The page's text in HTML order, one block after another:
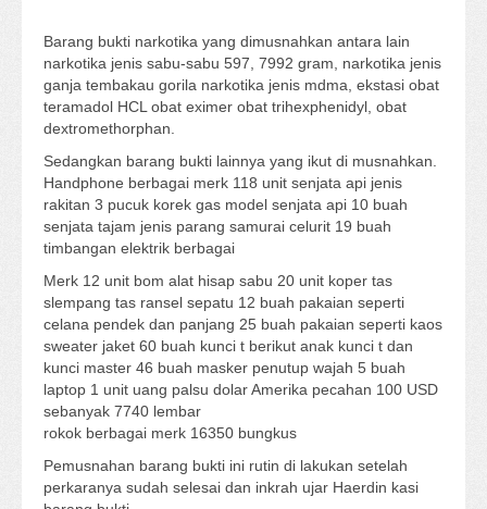
Barang bukti narkotika yang dimusnahkan antara lain
narkotika jenis sabu-sabu 597, 7992 gram, narkotika jenis
ganja tembakau gorila narkotika jenis mdma, ekstasi obat
teramadol HCL obat eximer obat trihexphenidyl, obat
dextromethorphan.
Sedangkan barang bukti lainnya yang ikut di musnahkan.
Handphone berbagai merk 118 unit senjata api jenis
rakitan 3 pucuk korek gas model senjata api 10 buah
senjata tajam jenis parang samurai celurit 19 buah
timbangan elektrik berbagai
Merk 12 unit bom alat hisap sabu 20 unit koper tas
slempang tas ransel sepatu 12 buah pakaian seperti
celana pendek dan panjang 25 buah pakaian seperti kaos
sweater jaket 60 buah kunci t berikut anak kunci t dan
kunci master 46 buah masker penutup wajah 5 buah
laptop 1 unit uang palsu dolar Amerika pecahan 100 USD
sebanyak 7740 lembar
rokok berbagai merk 16350 bungkus
Pemusnahan barang bukti ini rutin di lakukan setelah
perkaranya sudah selesai dan inkrah ujar Haerdin kasi